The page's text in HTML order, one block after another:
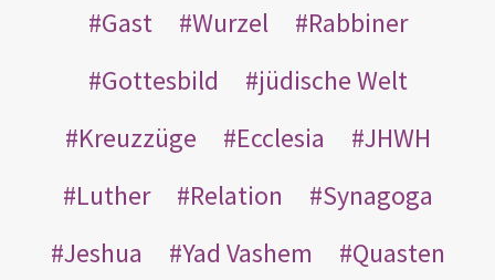
Gast
Wurzel
Rabbiner
Gottesbild
jüdische Welt
Kreuzzüge
Ecclesia
JHWH
Luther
Relation
Synagoga
Jeshua
Yad Vashem Quasten